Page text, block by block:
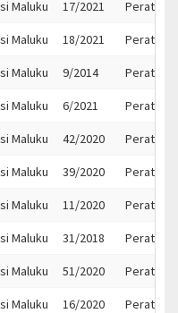
Maluku 17/2021 Peraturan
Maluku 18/2021 Peraturan
Maluku 9/2014 Peraturan
Maluku 6/2021 Peraturan
Maluku 42/2020 Peraturan
Maluku 39/2020 Peraturan
Maluku 11/2020 Peraturan
Maluku 31/2018 Peraturan
Maluku 51/2020 Peraturan
Maluku 16/2020 Peraturan